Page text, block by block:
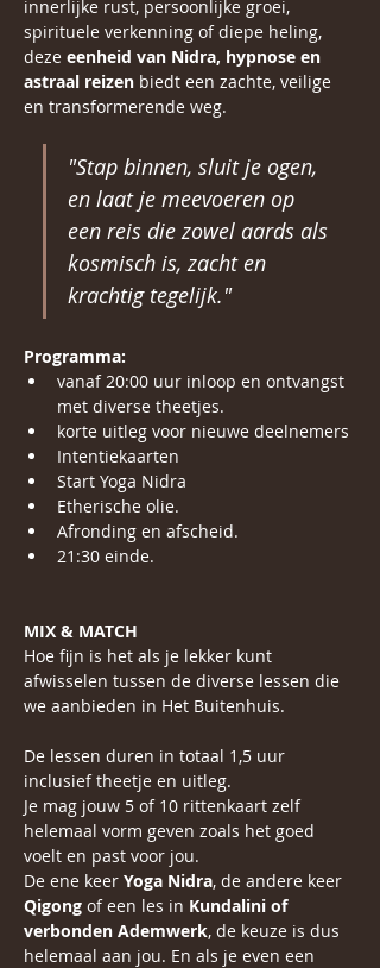
innerlijke rust, persoonlijke groei,
spirituele verkenning of diepe heling,
deze eenheid van Nidra, hypnose en
astraal reizen biedt een zachte, veilige
en transformerende weg.
"Stap binnen, sluit je ogen,
en laat je meevoeren op
een reis die zowel aards als
kosmisch is, zacht en
krachtig tegelijk."
Programma:
vanaf 20:00 uur inloop en ontvangst
met diverse theetjes.
korte uitleg voor nieuwe deelnemers
Intentiekaarten
Start Yoga Nidra
Etherische olie.
Afronding en afscheid.
21:30 einde.
MIX & MATCH
Hoe fijn is het als je lekker kunt
afwisselen tussen de diverse lessen die
we aanbieden in Het Buitenhuis.
De lessen duren in totaal 1,5 uur
inclusief theetje en uitleg.
Je mag jouw 5 of 10 rittenkaart zelf
helemaal vorm geven zoals het goed
voelt en past voor jou.
De ene keer Yoga Nidra, de andere keer
Qigong of een les in Kundalini of
verbonden Ademwerk, de keuze is dus
helemaal aan jou. En als je even een